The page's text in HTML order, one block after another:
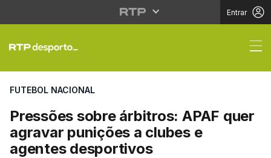
Entrar
Pressões sobre
FUTEBOL NACIONAL
Pressões sobre árbitros: APAF quer
agravar punições a clubes e
agentes desportivos